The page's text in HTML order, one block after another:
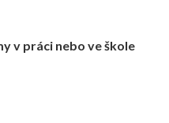
v práci nebo ve škole